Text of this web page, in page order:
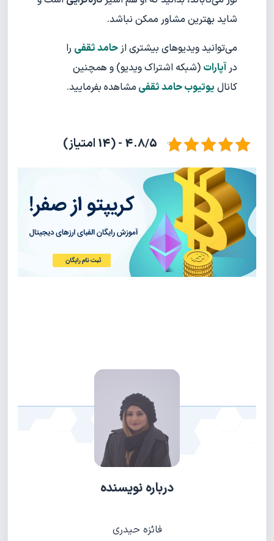
شاید بهترین مشاور ممکن نباشد.
می‌توانید ویدیوهای بیشتری ازحامد ثقفی را
درآپارات (شبکه اشتراک ویدیو) و همچنین
کانال یوتیوب حامد ثقفی مشاهده بفرمایید.
4.8/5 - (14 امتیاز)
درباره نویسنده
فائزه حیدری